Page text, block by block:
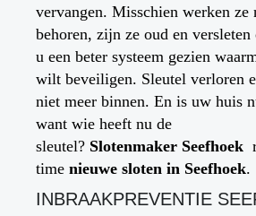
vervangen. Misschien werken ze
behoren, zijn ze oud en
u een beter systeem gezien
wilt beveiligen. Sleutel verloren
niet meer binnen. En is uw huis
want wie heeft nu de
sleutel? Slotenmaker Seefhoek
time nieuwe sloten in Seefhoek.
INBRAAKPREVENTIE